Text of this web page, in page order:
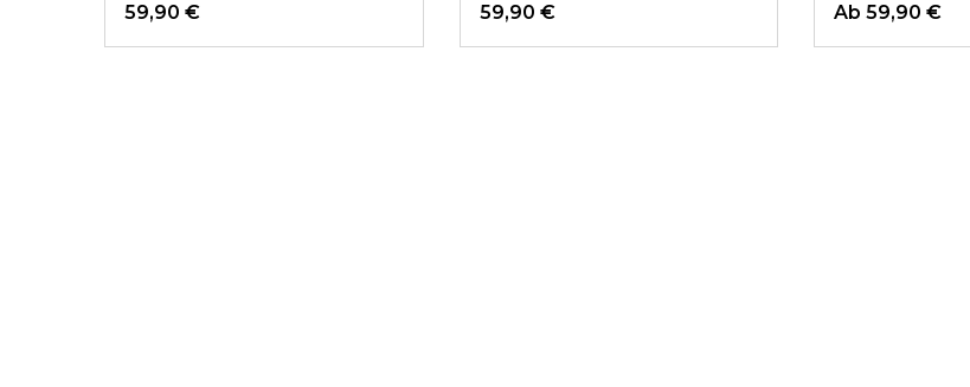
59,90 € 59,90 € Ab 59,90 €